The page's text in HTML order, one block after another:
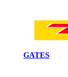
GATES